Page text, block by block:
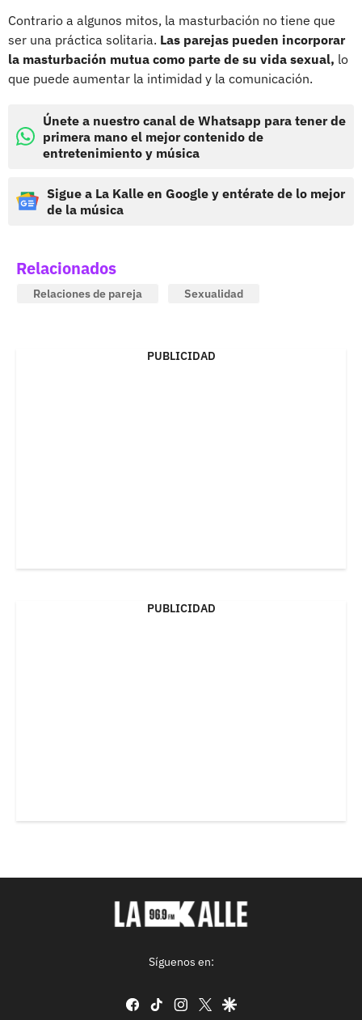
Contrario a algunos mitos, la masturbación no tiene que
ser una práctica solitaria. Las parejas pueden incorporar
la masturbación mutua como parte de su vida sexual, lo
que puede aumentar la intimidad y la comunicación.
Únete a nuestro canal de Whatsapp para tener de
primera mano el mejor contenido de
entretenimiento y música
Sigue a La Kalle en Google y entérate de lo mejor
de la música
Relacionados
Relaciones de pareja Sexualidad
PUBLICIDAD
PUBLICIDAD
Síguenos en:
facebook
tiktok instagram
twittergoogle